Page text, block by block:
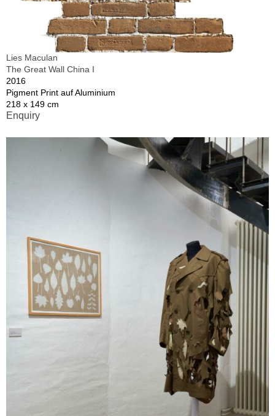
Lies Maculan
The Great Wall China I
2016
Pigment Print auf Aluminium
218 x 149 cm
Enquiry